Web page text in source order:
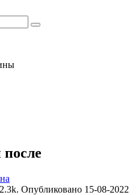
2.3k. Опубликовано 15-08-2022